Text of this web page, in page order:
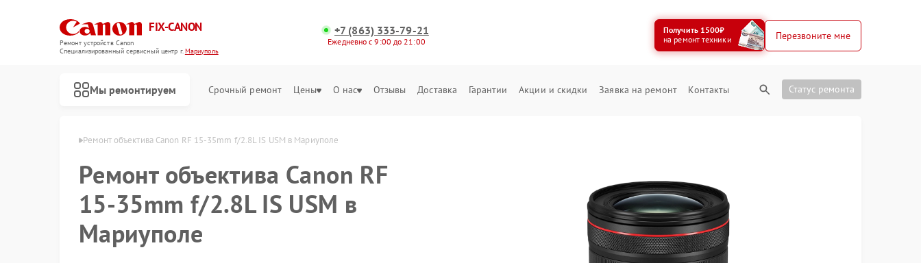
FIX-CANON
Ремонт устройств Canon
Специализированный cервисный центр г.Мариуполь
+7 (863) 333-79-21
Ежедневно с 9:00 до 21:00
Получить 1500₽
на ремонт техники
Перезвоните мне
Мы ремонтируем Срочный ремонт Цены О нас Отзывы Доставка Гарантии Акции и скидки Заявка на ремонт Контакты Статус ремонта
Canon в Мариуполе Ремонт объектива Canon RF 15‑35mm f/2.8L IS USM в Мариуполе
Ремонт объектива Canon RF
15‑35mm f/2.8L IS USM в
Мариуполе